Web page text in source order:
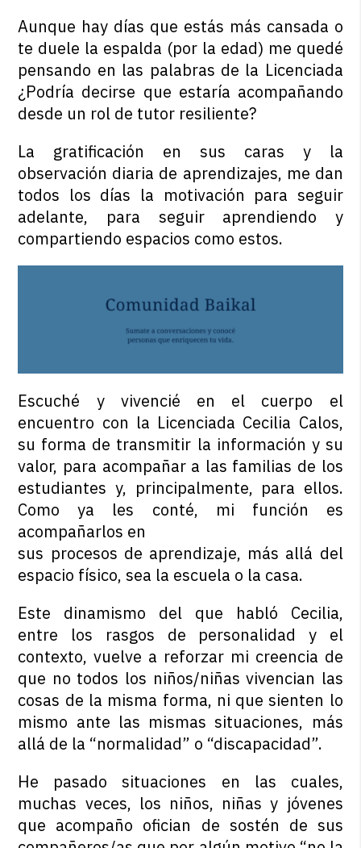
Aunque hay días que estás más cansada o
te duele la espalda (por la edad) me quedé
pensando en las palabras de la Licenciada
¿Podría decirse que estaría acompañando
desde un rol de tutor resiliente?
La gratificación en sus caras y la
observación diaria de aprendizajes, me dan
todos los días la motivación para seguir
adelante, para seguir aprendiendo y
compartiendo espacios como estos.
Escuché y vivencié en el cuerpo el
encuentro con la Licenciada Cecilia Calos,
su forma de transmitir la información y su
valor, para acompañar a las familias de los
estudiantes y, principalmente, para ellos.
Como ya les conté, mi función es
acompañarlos en
sus procesos de aprendizaje, más allá del
espacio físico, sea la escuela o la casa.
Este dinamismo del que habló Cecilia,
entre los rasgos de personalidad y el
contexto, vuelve a reforzar mi creencia de
que no todos los niños/niñas vivencian las
cosas de la misma forma, ni que sienten lo
mismo ante las mismas situaciones, más
allá de la “normalidad” o “discapacidad”.
He pasado situaciones en las cuales,
muchas veces, los niños, niñas y jóvenes
que acompaño ofician de sostén de sus